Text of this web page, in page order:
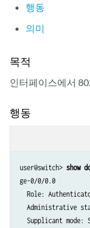
행동
의미
목적
인터페이스에서
행동
user@switch> show
ge-0/0/0.0
Role:
Administrative
Supplicant mode: